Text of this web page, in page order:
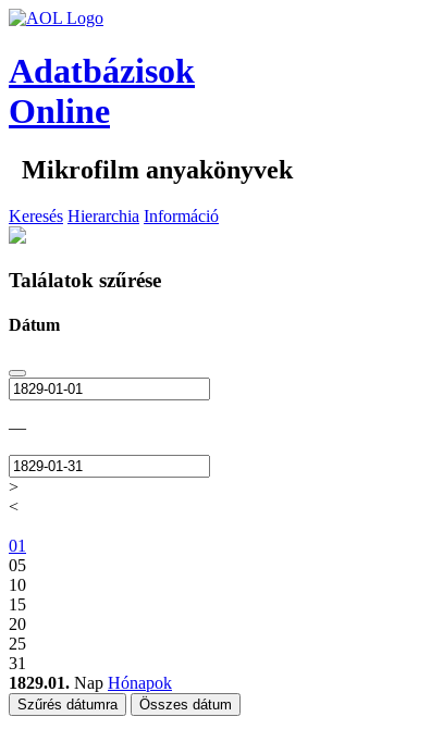
Adatbázisok
Online
Mikrofilm anyakönyvek
Keresés Hierarchia Információ
Találatok szűrése
Dátum
—
>
<
01
05
10
15
20
25
31
1829.01. Nap Hónapok
Szűrés dátumra Összes dátum